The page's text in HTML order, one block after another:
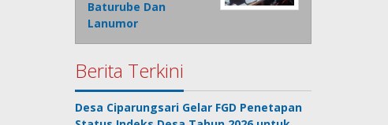
Baturube Dan
Lanumor
Berita Terkini
Desa Ciparungsari Gelar FGD Penetapan